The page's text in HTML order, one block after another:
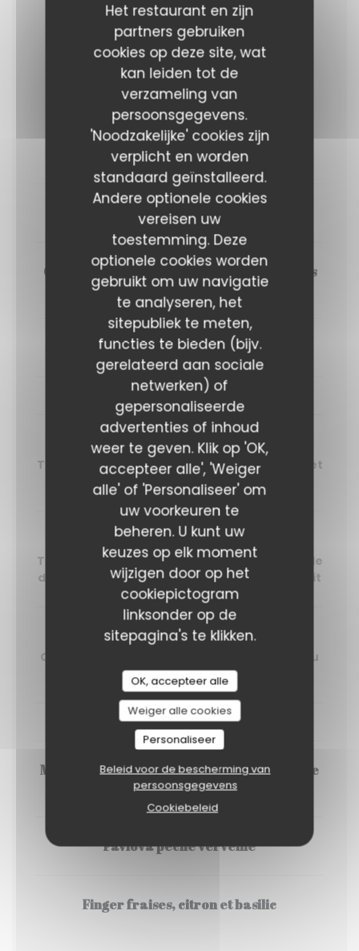
Het restaurant en zijn
partners gebruiken
cookies op deze site, wat
kan leiden tot de
verzameling van
persoonsgegevens.
'Noodzakelijke' cookies zijn
verplicht en worden
standaard geïnstalleerd.
Andere optionele cookies
vereisen uw
toestemming. Deze
optionele cookies worden
gebruikt om uw navigatie
te analyseren, het
sitepubliek te meten,
functies te bieden (bijv.
gerelateerd aan sociale
netwerken) of
gepersonaliseerde
advertenties of inhoud
weer te geven. Klik op 'OK,
accepteer alle', 'Weiger
alle' of 'Personaliseer' om
uw voorkeuren te
beheren. U kunt uw
keuzes op elk moment
wijzigen door op het
cookiepictogram
linksonder op de
sitepagina's te klikken.
OK, accepteer alle
Weiger alle cookies
Personaliseer
Beleid voor de bescherming van
persoonsgegevens
Cookiebeleid
Finger fraises, citron et basilic
Au dîner cette semaine...
Entrée + plat ou plat + dessert : 31 euros
Entrée + plat + dessert : 37 euros
ENTRÉES
Filet de canette, haricots verts, rhubarbe
Crudo de poisson, eau de tomate, amandes
et harissa à la fraise
Betterave, shiso et riz vinaigré aux algues
PLATS
Échine de porc
Tomates cerises rôties, freekeh aux herbes et
jus de viande
Poisson du jour
Tapenade noire, mini courgette grillée, salade
d’herbes et sauce vierge tomate citron confit
Aubergine marinée
Œuf mollet, riz noir, pickles et mayonnaise au
wasabi
DESSERTS
Mi cuit au chocolat, ganache montée vanille
et framboises
Pavlova pêche verveine
Finger fraises, citron et basilic